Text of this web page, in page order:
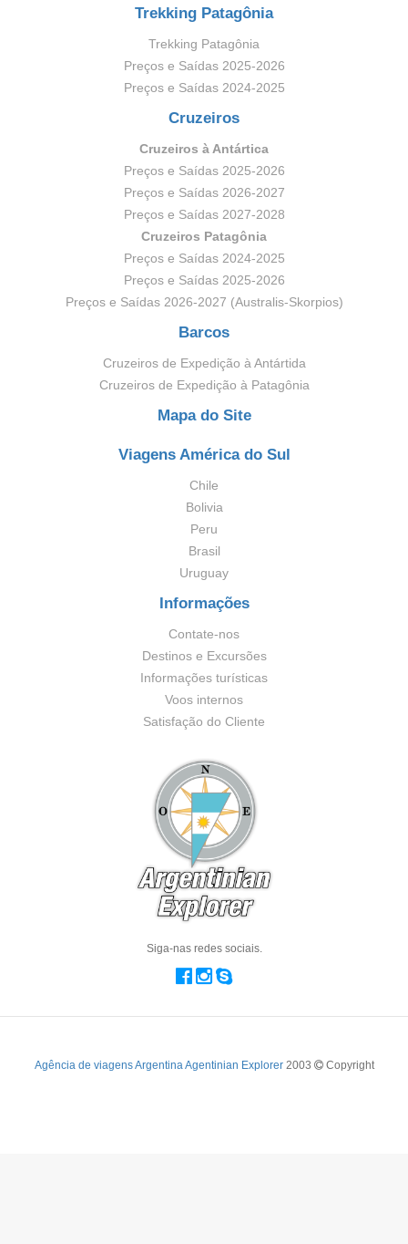
Trekking Patagônia
Trekking Patagônia
Preços e Saídas 2025-2026
Preços e Saídas 2024-2025
Cruzeiros
Cruzeiros à Antártica
Preços e Saídas 2025-2026
Preços e Saídas 2026-2027
Preços e Saídas 2027-2028
Cruzeiros Patagônia
Preços e Saídas 2024-2025
Preços e Saídas 2025-2026
Preços e Saídas 2026-2027 (Australis-Skorpios)
Barcos
Cruzeiros de Expedição à Antártida
Cruzeiros de Expedição à Patagônia
Mapa do Site
Viagens América do Sul
Chile
Bolivia
Peru
Brasil
Uruguay
Informações
Contate-nos
Destinos e Excursões
Informações turísticas
Voos internos
Satisfação do Cliente
Siga-nas redes sociais.
Agência de viagens Argentina Agentinian Explorer2003 Copyright